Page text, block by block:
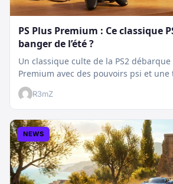
PS Plus Premium : Ce classique
banger de l’été ?
Un classique culte de la PS2 débarque
Premium avec des pouvoirs psi et
boostée.…
R3mZ
NEWS